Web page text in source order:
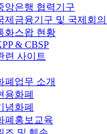
앙은행 협력기구
제금융기구 및 국제회의
화스왑 현황
& CBSP
련 사이트
폐업무 소개
용화폐
념화폐
폐홍보교육